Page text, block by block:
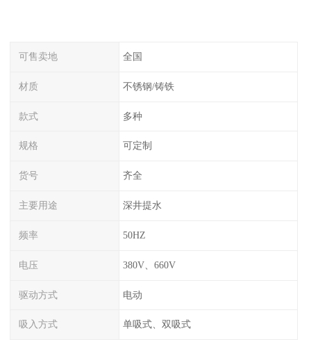
可售卖地 全国
材质 不锈钢/铸铁
款式 多种
规格 可定制
货号 齐全
主要用途 深井提水
频率 50HZ
电压 380V、660V
驱动方式 电动
吸入方式 单吸式、双吸式